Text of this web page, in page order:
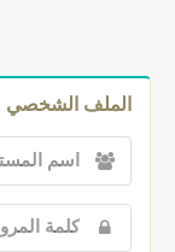
الملف الشخصي